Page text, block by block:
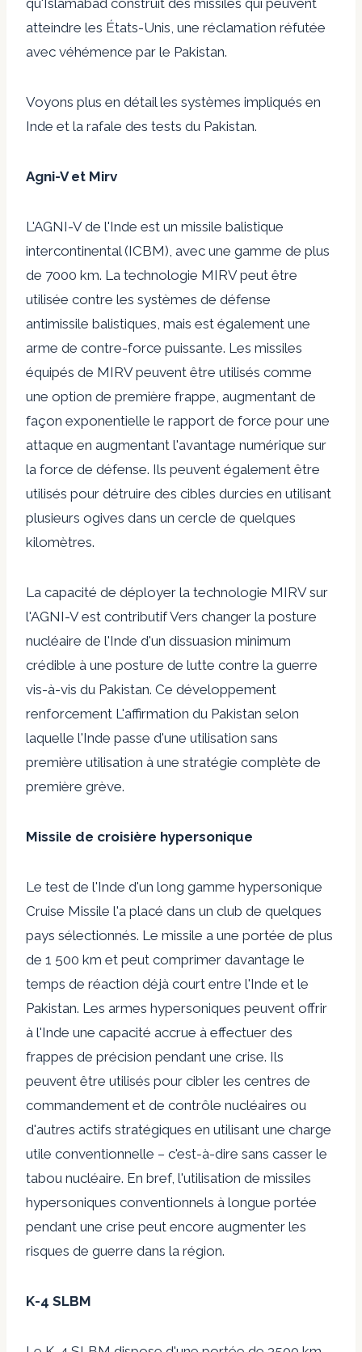
atteindre les États-Unis, une réclamation réfutée
avec véhémence par le Pakistan.
Voyons plus en détail les systèmes impliqués en
Inde et la rafale des tests du Pakistan.
Agni-V et Mirv
L'AGNI-V de l'Inde est un missile balistique
intercontinental (ICBM), avec une gamme de plus
de 7000 km. La technologie MIRV peut être
utilisée contre les systèmes de défense
antimissile balistiques, mais est également une
arme de contre-force puissante. Les missiles
équipés de MIRV peuvent être utilisés comme
une option de première frappe, augmentant de
façon exponentielle le rapport de force pour une
attaque en augmentant l'avantage numérique sur
la force de défense. Ils peuvent également être
utilisés pour détruire des cibles durcies en utilisant
plusieurs ogives dans un cercle de quelques
kilomètres.
La capacité de déployer la technologie MIRV sur
l'AGNI-V est contributifVers changer la posture
nucléaire de l'Inde d'un dissuasion minimum
crédible à une posture de lutte contre la guerre
vis-à-vis du Pakistan. Ce développement
renforcement L'affirmation du Pakistan selon
laquelle l'Inde passe d'une utilisation sans
première utilisation à une stratégie complète de
première grève.
Missile de croisière hypersonique
Le test de l'Inde d'un long gamme hypersonique
Cruise Missile l'a placé dans un club de quelques
pays sélectionnés. Le missile a une portée de plus
de 1 500 km et peut comprimer davantage le
temps de réaction déjà court entre l'Inde et le
Pakistan. Les armes hypersoniques peuvent offrir
à l'Inde une capacité accrue à effectuer des
frappes de précision pendant une crise. Ils
peuvent être utilisés pour cibler les centres de
commandement et de contrôle nucléaires ou
d'autres actifs stratégiques en utilisant une charge
utile conventionnelle – c'est-à-dire sans casser le
tabou nucléaire. En bref, l'utilisation de missiles
hypersoniques conventionnels à longue portée
pendant une crise peut encore augmenter les
risques de guerre dans la région.
K-4 SLBM